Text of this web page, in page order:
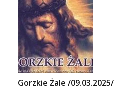
Gorzkie Żale /09.03.2025/